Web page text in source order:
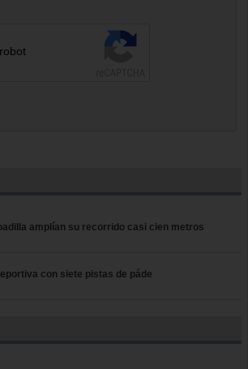
amplían su recorrido casi cien metros
con siete pistas de páde